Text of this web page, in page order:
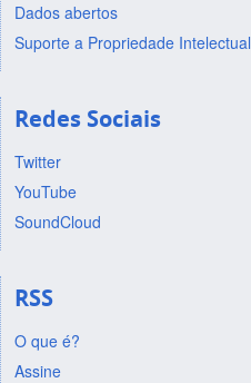
Dados abertos
Suporte a Propriedade Intelectual
Redes Sociais
Twitter
YouTube
SoundCloud
RSS
O que é?
Assine